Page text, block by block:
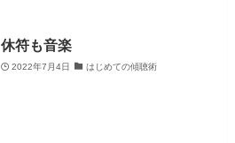
休符も音楽
2022年7月4日 はじめての傾聴術